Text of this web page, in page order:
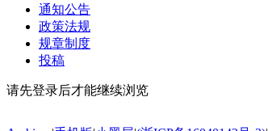
通知公告
政策法规
规章制度
投稿
请先登录后才能继续浏览